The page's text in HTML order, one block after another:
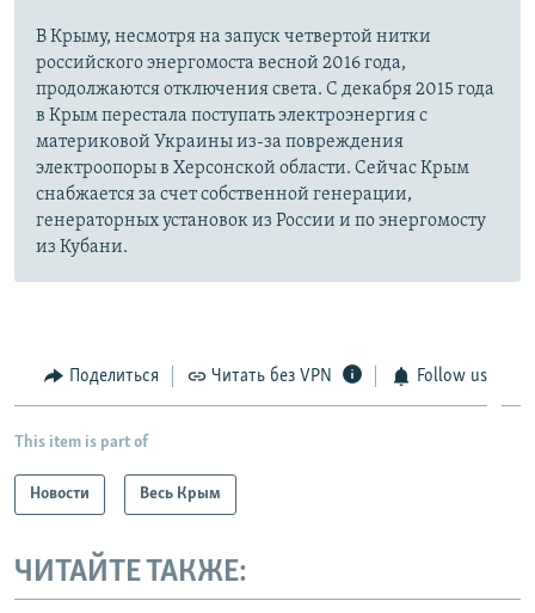
В Крыму, несмотря на запуск четвертой нитки
российского энергомоста весной 2016 года,
продолжаются отключения света. С декабря 2015 года
в Крым перестала поступать электроэнергия с
материковой Украины из-за повреждения
электроопоры в Херсонской области. Сейчас Крым
снабжается за счет собственной генерации,
генераторных установок из России и по энергомосту
из Кубани.
Поделиться Читать без VPN Follow us
This item is part of
Новости Весь Крым
ЧИТАЙТЕ ТАКЖЕ: